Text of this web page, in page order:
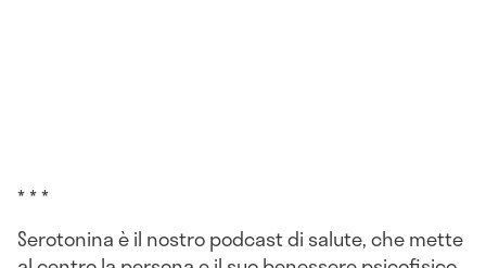
* * *
Serotonina è il nostro podcast di salute, che mette